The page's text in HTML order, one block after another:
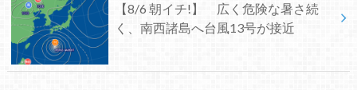
【8/6 朝イチ!】 広く危険な暑さ続
く、南西諸島へ台風13号が接近